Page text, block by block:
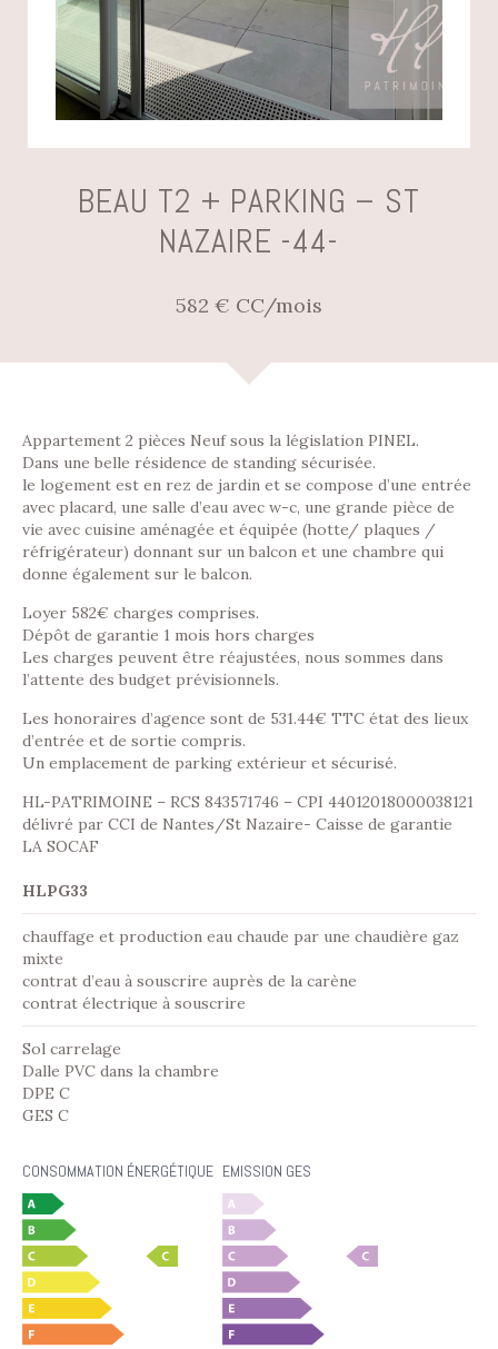
BEAU T2 + PARKING – ST
NAZAIRE -44-
582 € CC/mois
Appartement 2 pièces Neuf sous la législation PINEL.
Dans une belle résidence de standing sécurisée.
le logement est en rez de jardin et se compose d’une entrée
avec placard, une salle d’eau avec w-c, une grande pièce de
vie avec cuisine aménagée et équipée (hotte/ plaques /
réfrigérateur) donnant sur un balcon et une chambre qui
donne également sur le balcon.
Loyer 582€ charges comprises.
Dépôt de garantie 1 mois hors charges
Les charges peuvent être réajustées, nous sommes dans
l’attente des budget prévisionnels.
Les honoraires d’agence sont de 531.44€ TTC état des lieux
d’entrée et de sortie compris.
Un emplacement de parking extérieur et sécurisé.
HL-PATRIMOINE – RCS 843571746 – CPI 44012018000038121
délivré par CCI de Nantes/St Nazaire- Caisse de garantie
LA SOCAF
HLPG33
chauffage et production eau chaude par une chaudière gaz
mixte
contrat d’eau à souscrire auprès de la carène
contrat électrique à souscrire
Sol carrelage
Dalle PVC dans la chambre
DPE C
GES C
CONSOMMATION ÉNERGÉTIQUE EMISSION GES